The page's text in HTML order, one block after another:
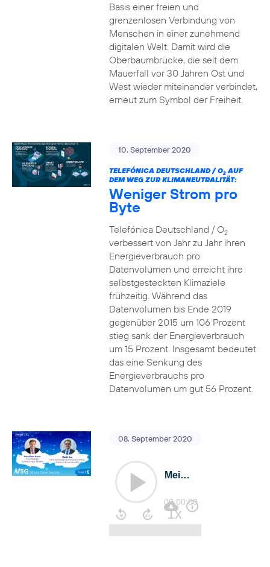
Basis einer freien und
grenzenlosen Verbindung von
Menschen in einer zunehmend
digitalen Welt. Damit wird die
Oberbaumbrücke, die seit dem
Mauerfall vor 30 Jahren Ost und
West wieder miteinander verbindet,
erneut zum Symbol der Freiheit.
10. September 2020
TELEFÓNICA DEUTSCHLAND / O2AUF
DEM WEG ZUR KLIMANEUTRALITÄT:
Weniger Strom pro
Byte
Telefónica Deutschland / O2
verbessert von Jahr zu Jahr ihren
Energieverbrauch pro
Datenvolumen und erreicht ihre
selbstgesteckten Klimaziele
frühzeitig. Während das
Datenvolumen bis Ende 2019
gegenüber 2015 um 106 Prozent
stieg sank der Energieverbrauch
um 15 Prozent. Insgesamt bedeutet
das eine Senkung des
Energieverbrauchs pro
Datenvolumen um gut 56 Prozent.
08. September 2020